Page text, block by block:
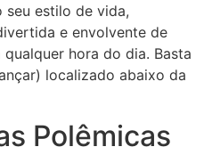
seu estilo de vida,
e envolvente de
hora do dia. Basta
localizado abaixo da
Polêmicas